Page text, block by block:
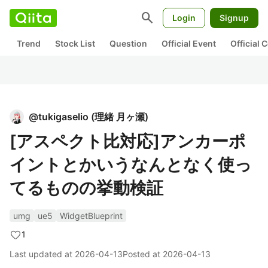
search Login Signup
Trend Stock List Question Official Event Official
@tukigaselio (理緒 月ヶ瀬)
[アスペクト比対応]アンカーポ
イントとかいうなんとなく使っ
てるものの挙動検証
umg ue5
WidgetBlueprint
1
Last updated at 2026-04-13Posted at 2026-04-13